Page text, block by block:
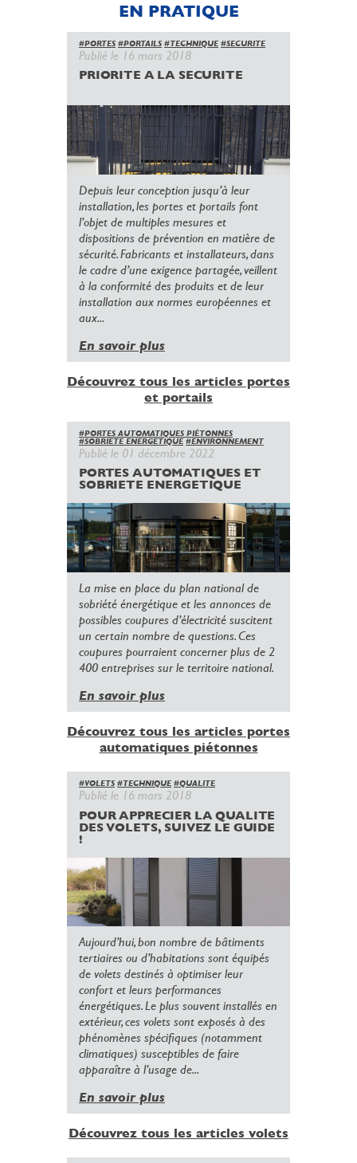
EN PRATIQUE
#PORTES #PORTAILS #TECHNIQUE #SECURITE
Publié le 16 mars 2018
PRIORITE A LA SECURITE
Depuis leur conception jusqu’à leur
installation, les portes et portails font
l’objet de multiples mesures et
dispositions de prévention en matière de
sécurité. Fabricants et installateurs, dans
le cadre d’une exigence partagée, veillent
à la conformité des produits et de leur
installation aux normes européennes et
aux...
En savoir plus
Découvrez tous les articles portes
et portails
#PORTES AUTOMATIQUES PIÉTONNES
#SOBRIETE ENERGETIQUE #ENVIRONNEMENT
Publié le 01 décembre 2022
PORTES AUTOMATIQUES ET
SOBRIETE ENERGETIQUE
La mise en place du plan national de
sobriété énergétique et les annonces de
possibles coupures d’électricité suscitent
un certain nombre de questions. Ces
coupures pourraient concerner plus de 2
400 entreprises sur le territoire national.
En savoir plus
Découvrez tous les articles portes
automatiques piétonnes
#VOLETS #TECHNIQUE #QUALITE
Publié le 16 mars 2018
POUR APPRECIER LA QUALITE
DES VOLETS, SUIVEZ LE GUIDE
!
Aujourd’hui, bon nombre de bâtiments
tertiaires ou d’habitations sont équipés
de volets destinés à optimiser leur
confort et leurs performances
énergétiques. Le plus souvent installés en
extérieur, ces volets sont exposés à des
phénomènes spécifiques (notamment
climatiques) susceptibles de faire
apparaître à l’usage de...
En savoir plus
Découvrez tous les articles volets